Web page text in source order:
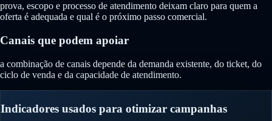
prova, escopo e processo de atendimento deixam claro para quem a
oferta é adequada e qual é o próximo passo comercial.
Canais que podem apoiar
a combinação de canais depende da demanda existente, do ticket, do
ciclo de venda e da capacidade de atendimento.
Indicadores usados para otimizar campanhas